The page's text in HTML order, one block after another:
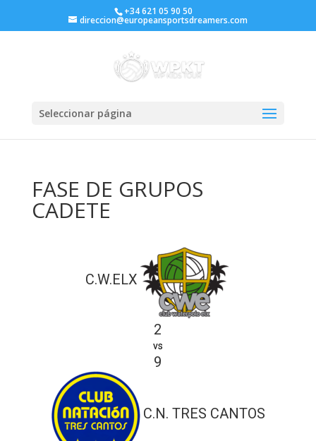
+34 621 05 90 50
direccion@europeansportsdreamers.com
Seleccionar página
FASE DE GRUPOS
CADETE
C.W.ELX
2
vs
9
C.N. TRES CANTOS